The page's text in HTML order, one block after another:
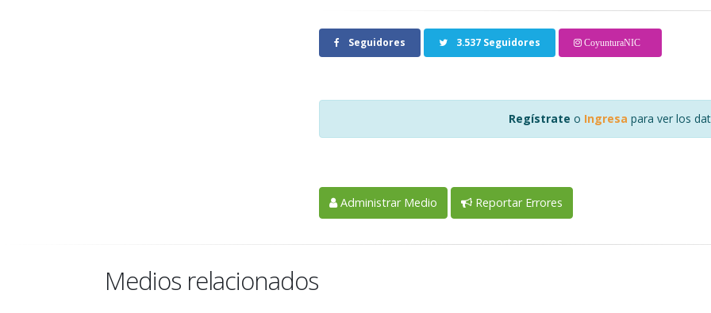
Seguidores 3.537 Seguidores CoyunturaNIC
Regístrate o Ingresa para ver los
Administrar Medio Reportar Errores
Medios relacionados